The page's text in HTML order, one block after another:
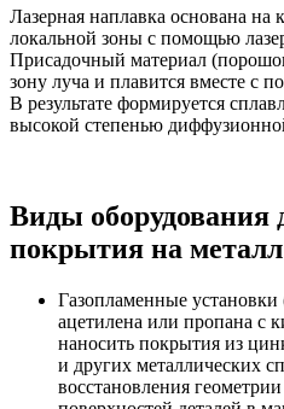
Лазерная наплавка основана на
локальной зоны с помощью
Присадочный материал
зону луча и плавится вместе с
В результате формируется
высокой степенью
Виды оборудования
покрытия на металл
Газопламенные
ацетилена или пропана с
наносить покрытия из
и других металлических
восстановления